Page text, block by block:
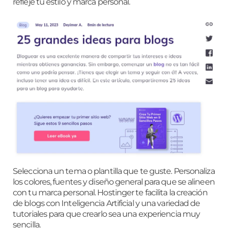
refleje tu estilo y marca personal.
Selecciona un tema o plantilla que te guste. Personaliza
los colores, fuentes y diseño general para que se alineen
con tu marca personal. Hostinger te facilita la creación
de blogs con Inteligencia Artificial y una variedad de
tutoriales para que crearlo sea una experiencia muy
sencilla.